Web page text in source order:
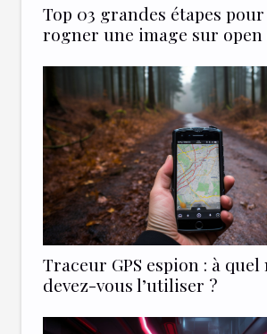
Top 03 grandes étapes
rogner une image sur open
Traceur GPS espion : à
devez-vous l’utiliser ?